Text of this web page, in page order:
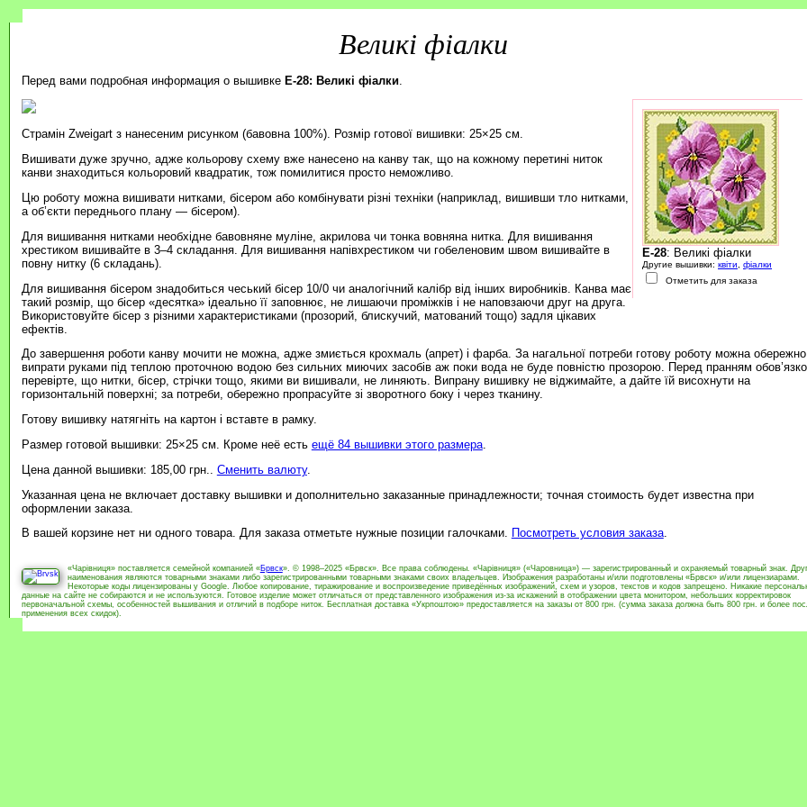
Великі фіалки
Перед вами подробная информация о вышивке E-28: Великі фіалки.
E-28: Великі фіалки
Другие вышивки: квіти
фіалки
Отметить для заказа
Страмін Zweigart з нанесеним рисунком (бавовна 100%). Розмір готової вишивки: 25×25 см.
Вишивати дуже зручно, адже кольорову схему вже нанесено на канву так, що на кожному перетині ниток
канви знаходиться кольоровий квадратик, тож помилитися просто неможливо.
Цю роботу можна вишивати нитками, бісером або комбінувати різні техніки (наприклад, вишивши тло нитками,
а об’єкти переднього плану — бісером).
Для вишивання нитками необхідне бавовняне муліне, акрилова чи тонка вовняна нитка. Для вишивання
хрестиком вишивайте в 3–4 складання. Для вишивання напівхрестиком чи гобеленовим швом вишивайте в
повну нитку (6 складань).
Для вишивання бісером знадобиться чеський бісер 10/0 чи аналогічний калібр від інших виробників. Канва має
такий розмір, що бісер «десятка» ідеально її заповнює, не лишаючи проміжків і не наповзаючи друг на друга.
Використовуйте бісер з різними характеристиками (прозорий, блискучий, матований тощо) задля цікавих
ефектів.
До завершення роботи канву мочити не можна, адже змиється крохмаль (апрет) і фарба. За нагальної потреби готову роботу можна обережно
випрати руками під теплою проточною водою без сильних миючих засобів аж поки вода не буде повністю прозорою. Перед пранням
перевірте, що нитки, бісер, стрічки тощо, якими ви вишивали, не линяють. Випрану вишивку не віджимайте, а дайте їй висохнути на
горизонтальній поверхні; за потреби, обережно пропрасуйте зі зворотного боку і через тканину.
Готову вишивку натягніть на картон і вставте в рамку.
Размер готовой вышивки: 25×25 см. Кроме неё есть ещё 84 вышивки этого размера.
Цена данной вышивки: 185,00 грн.. Сменить валюту.
Указанная цена не включает доставку вышивки и дополнительно заказанные принадлежности; точная стоимость будет известна при
оформлении заказа.
В вашей корзине нет ни одного товара. Для заказа отметьте нужные позиции галочками. Посмотреть условия заказа.
«Чарівниця» поставляется семейной компанией «Брвск». © 1998–2025 «Брвск». Все права соблюдены. «Чарівниця» («Чаровница») — зарегистрированный и охраняемый товарный знак.
наименования являются товарными знаками либо зарегистрированными товарными знаками своих владельцев. Изображения разработаны и/или подготовлены «Брвск» и/или лицензиарами.
Некоторые коды лицензированы у Google. Любое копирование, тиражирование и воспроизведение приведённых изображений, схем и узоров, текстов и кодов запрещено. Никакие
данные на сайте не собираются и не используются. Готовое изделие может отличаться от представленного изображения из-за искажений в отображении цвета монитором, небольших корректировок
первоначальной схемы, особенностей вышивания и отличий в подборе ниток. Бесплатная доставка «Укрпоштою» предоставляется на заказы от 800 грн. (сумма заказа должна быть 800 грн. и более
применения всех скидок).